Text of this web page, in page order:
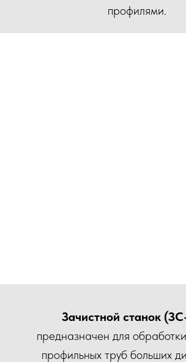
профилями.
Зачистной станок
предназначен для
профильных труб больших